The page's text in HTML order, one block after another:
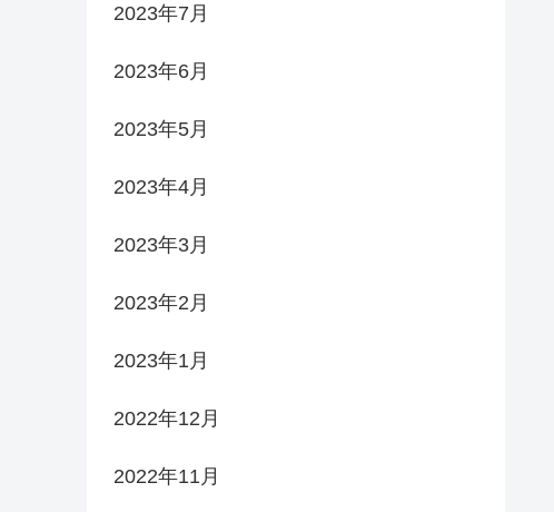
2023年7月
2023年6月
2023年5月
2023年4月
2023年3月
2023年2月
2023年1月
2022年12月
2022年11月